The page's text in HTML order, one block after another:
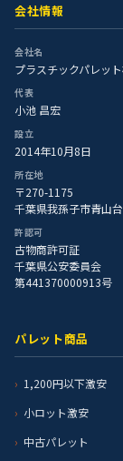
会社情報
会社名
プラスチックパレッ
代表
小池 昌宏
設立
2014年10月8日
所在地
〒270-1175
千葉県我孫子市青山
許認可
古物商許可証
千葉県公安委員会
第441370000913号
パレット商品
1,200円以下激安
小ロット激安
中古パレット